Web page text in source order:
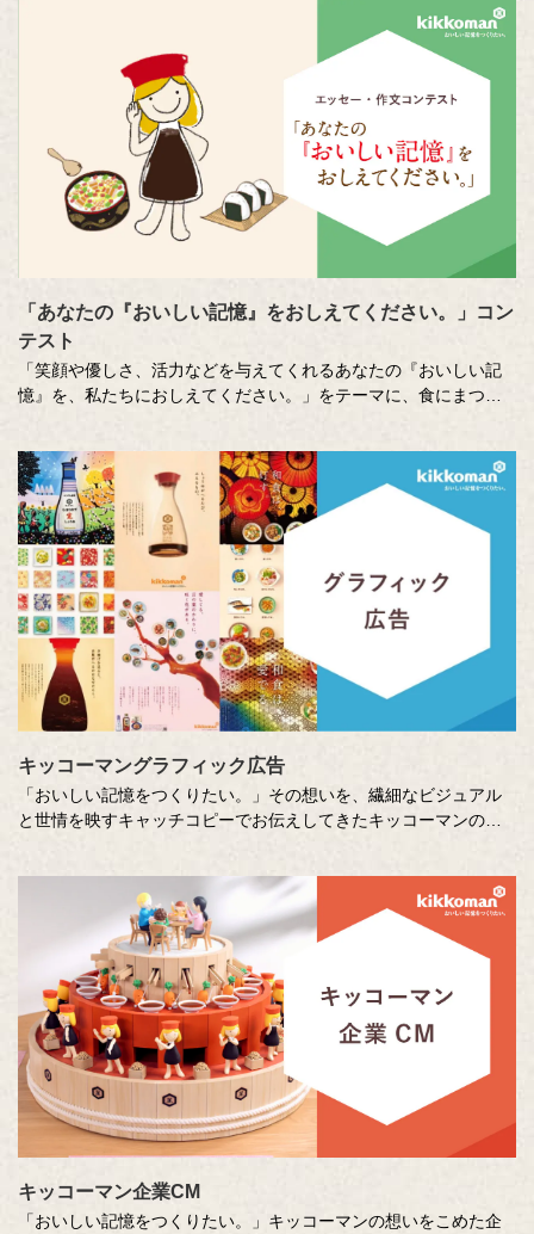
い、時に涙のドキュメンタリーエンターテインメント番組です。
MC ：藤井隆 進行：吉竹史 ナレーター：小野大輔（声優）
「あなたの『おいしい記憶』をおしえてください。」コン
テスト
「笑顔や優しさ、活力などを与えてくれるあなたの『おいしい記
憶』を、私たちにおしえてください。」をテーマに、食にまつわ
各年代から数多くのこころあたたまる作品が寄せられています。
少し前向きになれる、今が大切になる。そんな「おいしい記憶」
をつづった、歴代の受賞作品をご紹介します。
キッコーマングラフィック広告
「おいしい記憶をつくりたい。」その想いを、繊細なビジュアル
と世情を映すキャッチコピーでお伝えしてきたキッコーマンの企
品について、寄せてくださったコメントも紹介しています。
キッコーマン企業CM
「おいしい記憶をつくりたい。」キッコーマンの想いをこめた企